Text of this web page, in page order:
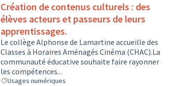
Création de contenus culturels : des
élèves acteurs et passeurs de leurs
apprentissages.
Le collège Alphonse de Lamartine accueille des
Classes à Horaires Aménagés Cinéma (CHAC).La
communauté éducative souhaite faire rayonner
les compétences...
Usages numériques